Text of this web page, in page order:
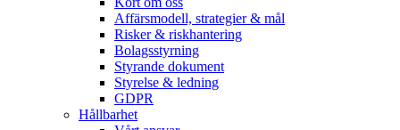
Affärsmodell, strategier & mål
Risker & riskhantering
Bolagsstyrning
Styrande dokument
Styrelse & ledning
GDPR
Hållbarhet